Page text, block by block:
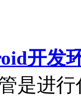
开发
是进